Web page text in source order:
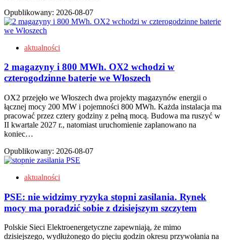
Opublikowany: 2026-08-07
aktualności
2 magazyny i 800 MWh. OX2 wchodzi w
czterogodzinne baterie we Włoszech
OX2 przejęło we Włoszech dwa projekty magazynów energii o
łącznej mocy 200 MW i pojemności 800 MWh. Każda instalacja ma
pracować przez cztery godziny z pełną mocą. Budowa ma ruszyć w
II kwartale 2027 r., natomiast uruchomienie zaplanowano na
koniec…
Opublikowany: 2026-08-07
aktualności
PSE: nie widzimy ryzyka stopni zasilania. Rynek
mocy ma poradzić sobie z dzisiejszym szczytem
Polskie Sieci Elektroenergetyczne zapewniają, że mimo
dzisiejszego, wydłużonego do pięciu godzin okresu przywołania na